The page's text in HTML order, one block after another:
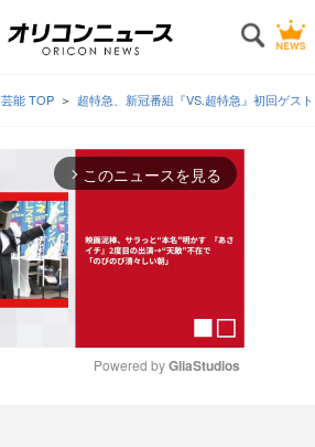
芸能 TOP 超特急、新冠番組『VS.超特急』初回ゲス
arrow_forward_ios このニュースを見る
Powered by GliaStudios